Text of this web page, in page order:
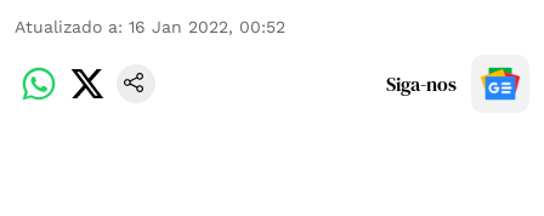
Atualizado a: 16 Jan 2022, 00:52
Siga-nos